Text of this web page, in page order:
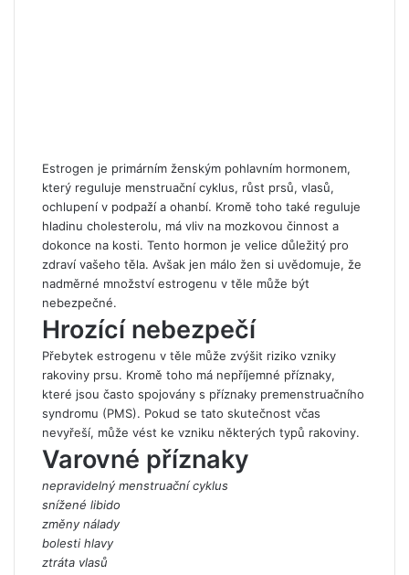
Estrogen je primárním ženským pohlavním hormonem,
který reguluje menstruační cyklus, růst prsů, vlasů,
ochlupení v podpaží a ohanbí. Kromě toho také reguluje
hladinu cholesterolu, má vliv na mozkovou činnost a
dokonce na kosti. Tento hormon je velice důležitý pro
zdraví vašeho těla. Avšak jen málo žen si uvědomuje, že
nadměrné množství estrogenu v těle může být
nebezpečné.
Hrozící nebezpečí
Přebytek estrogenu v těle může zvýšit riziko vzniky
rakoviny prsu. Kromě toho má nepříjemné příznaky,
které jsou často spojovány s příznaky premenstruačního
syndromu (PMS). Pokud se tato skutečnost včas
nevyřeší, může vést ke vzniku některých typů rakoviny.
Varovné příznaky
nepravidelný menstruační cyklus
snížené libido
změny nálady
bolesti hlavy
ztráta vlasů